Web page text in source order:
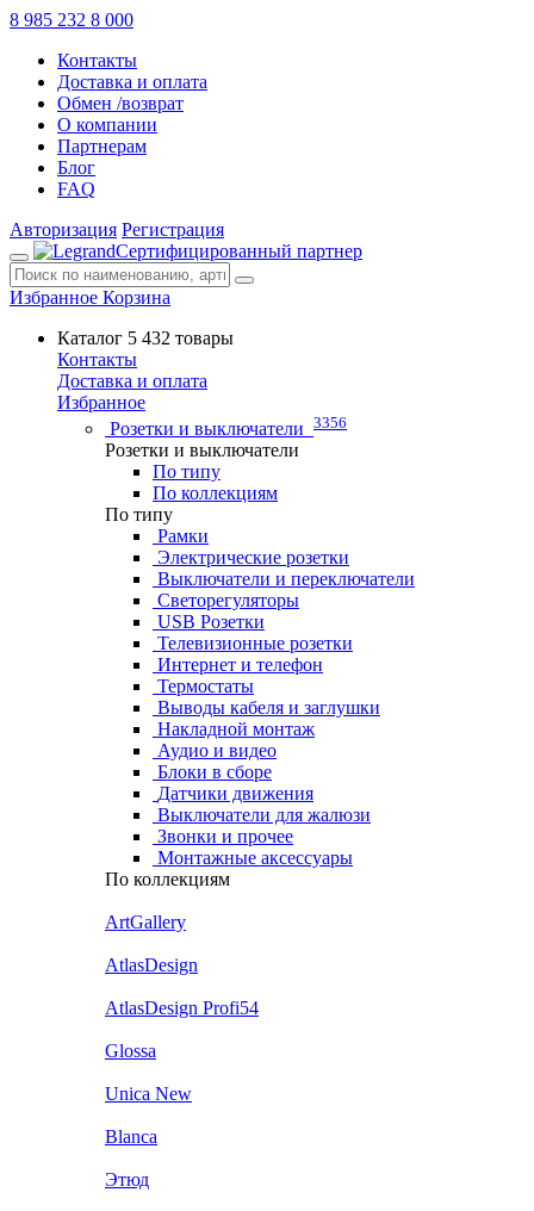
8 985 232 8 000
Контакты
Доставка и оплата
Обмен /возврат
О компании
Партнерам
Блог
FAQ
Авторизация Регистрация
Сертифицированный партнер
Избранное Корзина
Каталог 5 432 товары
Контакты
Доставка и оплата
Избранное
Розетки и выключатели 3356
Розетки и выключатели
По типу
По коллекциям
По типу
Рамки
Электрические розетки
Выключатели и переключатели
Светорегуляторы
USB Розетки
Телевизионные розетки
Интернет и телефон
Термостаты
Выводы кабеля и заглушки
Накладной монтаж
Аудио и видео
Блоки в сборе
Датчики движения
Выключатели для жалюзи
Звонки и прочее
Монтажные аксессуары
По коллекциям
ArtGallery
AtlasDesign
AtlasDesign Profi54
Glossa
Unica New
Blanca
Этюд